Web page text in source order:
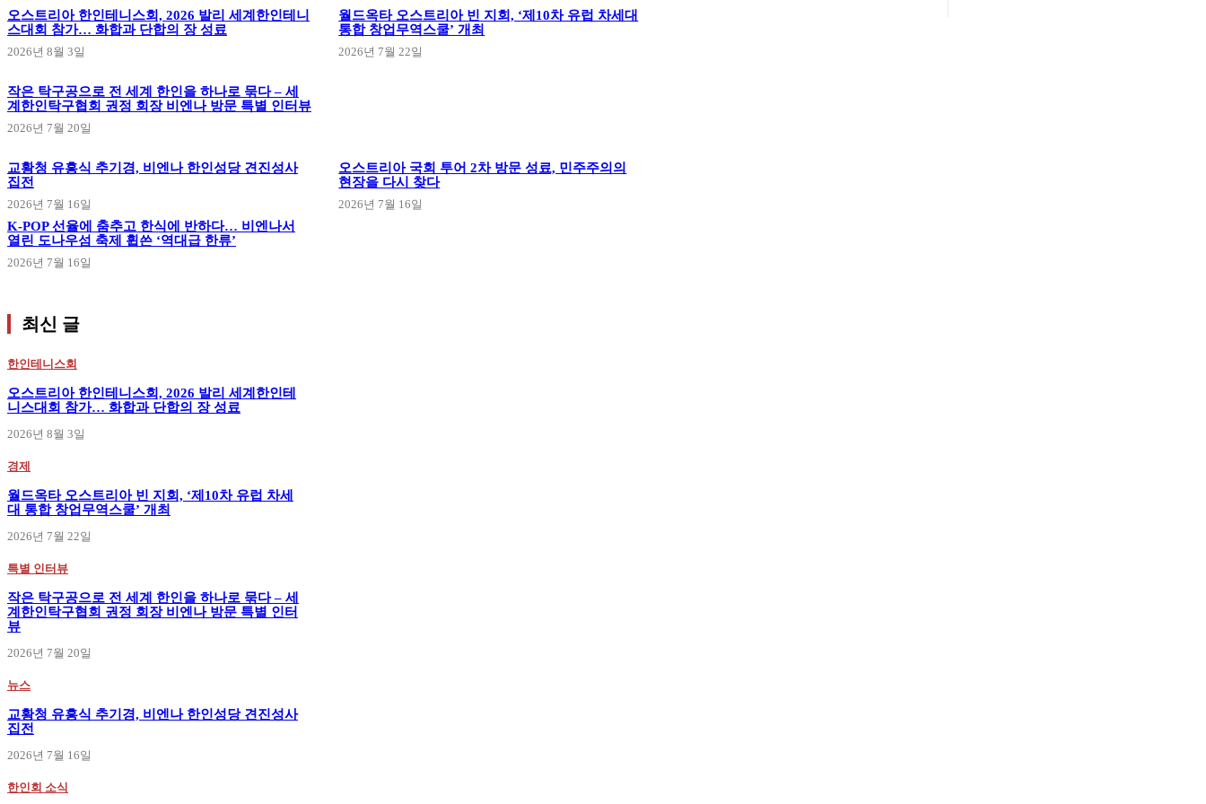
오스트리아 한인테니스회, 2026 발리 세계한인테니
스대회 참가… 화합과 단합의 장 성료
2026년 8월 3일
월드옥타 오스트리아 빈 지회, ‘제10차 유럽 차세대
통합 창업무역스쿨’ 개최
2026년 7월 22일
작은 탁구공으로 전 세계 한인을 하나로 묶다 – 세
계한인탁구협회 권정 회장 비엔나 방문 특별 인터뷰
2026년 7월 20일
교황청 유흥식 추기경, 비엔나 한인성당 견진성사
집전
2026년 7월 16일
오스트리아 국회 투어 2차 방문 성료, 민주주의의
현장을 다시 찾다
2026년 7월 16일
K-POP 선율에 춤추고 한식에 반하다… 비엔나서
열린 도나우섬 축제 휩쓴 ‘역대급 한류’
2026년 7월 16일
최신 글
한인테니스회
오스트리아 한인테니스회, 2026 발리 세계한인테
니스대회 참가… 화합과 단합의 장 성료
2026년 8월 3일
경제
월드옥타 오스트리아 빈 지회, ‘제10차 유럽 차세
대 통합 창업무역스쿨’ 개최
2026년 7월 22일
특별 인터뷰
작은 탁구공으로 전 세계 한인을 하나로 묶다 – 세
계한인탁구협회 권정 회장 비엔나 방문 특별 인터
뷰
2026년 7월 20일
뉴스
교황청 유흥식 추기경, 비엔나 한인성당 견진성사
집전
2026년 7월 16일
한인회 소식